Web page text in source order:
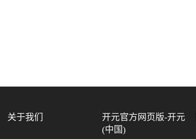
关于我们
开元官方网页版-开元
(中国)